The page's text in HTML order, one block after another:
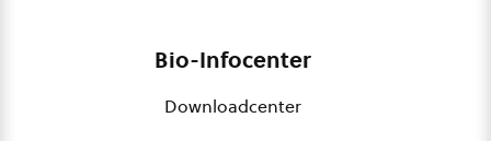
Bio-Infocenter
Downloadcenter